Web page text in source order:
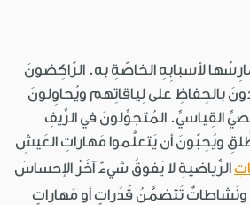
لأسبابِهِ الخاصّةِ به. الرّاكِضونَ
بالحِفاظِ على لِياقاتِهم ويُحاوِلونَ
المُتجوِّلونَ في الرِّيفِ
ويُحِبّونَ أن يَتعلَّموا مَهاراتِ العَيشِ
الرِّياضيةِ لا يَفوقُ شيءٌ آخَرُ الإحساسَ
ونَشاطاتٌ تَتضمَّنُ قُدُراتٍ أو مَهاراتٍ